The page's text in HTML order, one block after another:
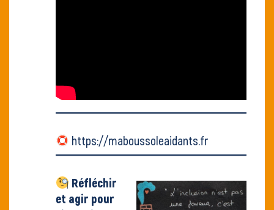
https://maboussoleaidants.fr
Réfléchir
et agir pour